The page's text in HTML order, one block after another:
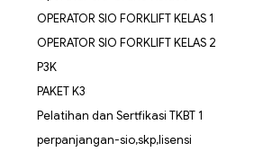
OPERATOR SIO FORKLIFT KELAS 1
OPERATOR SIO FORKLIFT KELAS 2
P3K
PAKET K3
Pelatihan dan Sertfikasi TKBT 1
perpanjangan-sio,skp,lisensi